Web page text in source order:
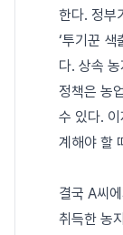
한다. 정부
‘투기꾼 색
다. 상속
정책은 농
수 있다.
계해야 할
결국 A씨
취득한 농